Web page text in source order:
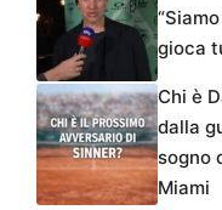
gioca
Chi è
dalla
sogno
Miami